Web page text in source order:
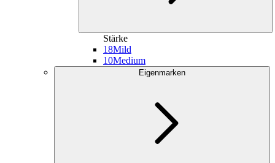
Stärke
18Mild
10Medium
Eigenmarken